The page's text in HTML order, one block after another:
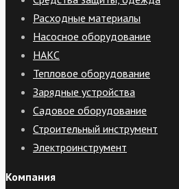
Расходные материалы
Насосное оборудование
НАКС
Тепловое оборудование
Зарядные устройства
Садовое оборудование
Строительный инструмент
Электроинструмент
Компания